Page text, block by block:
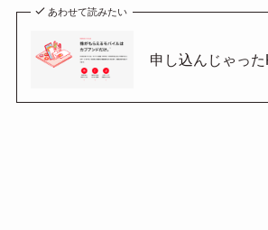
あわせて読みたい
申し込んじゃっ